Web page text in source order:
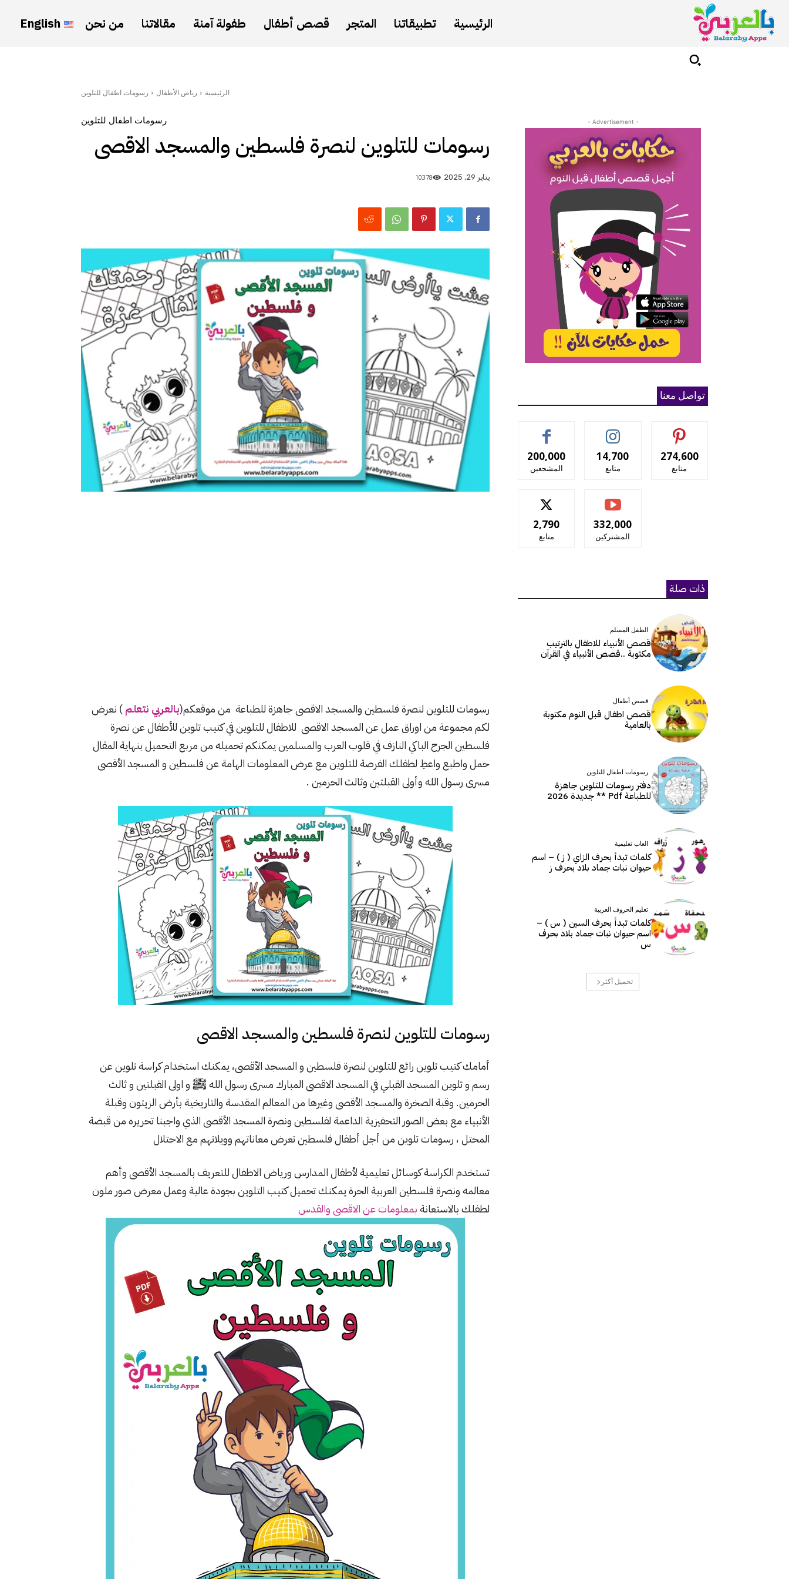
الرئيسية تطبيقاتنا المتجر قصص أطفال طفولة آمنة مقالاتنا من نحن English
الرئيسية رياض الأطفال رسومات اطفال للتلوين
رسومات اطفال للتلوين
رسومات للتلوين لنصرة فلسطين والمسجد الاقصى
يناير 29, 2025 10378
رسومات للتلوين لنصرة فلسطين والمسجد الاقصى جاهزة للطباعة من موقعكم(بالعربي نتعلم) نعرض
لكم مجموعة من اوراق عمل عن المسجد الاقصى للاطفال للتلوين في كتيب تلوين للأطفال عن نصرة
فلسطين الجرح الباكي النازف في قلوب العرب والمسلمين يمكنكم تحميله من مربع التحميل بنهاية المقال
حمل واطبع واعطِ لطفلك الفرصة للتلوين مع عرض المعلومات الهامة عن فلسطين و المسجد الأقصى
مسرى رسول الله وأولى القبلتين وثالث الحرمين .
رسومات للتلوين لنصرة فلسطين والمسجد الاقصى
أمامك كتيب تلوين رائع للتلوين لنصرة فلسطين و المسجد الأقصى، يمكنك استخدام كراسة تلوين عن
رسم و تلوين المسجد القبلي في المسجد الاقصى المبارك مسرى رسول الله ﷺ و اولى القبلتين و ثالث
الحرمين. وقبة الصخرة والمسجد الأقصى وغيرها من المعالم المقدسة والتاريخية بأرض الزيتون وقبلة
الأنبياء مع بعض الصور التحفيزية الداعمة لفلسطين ونصرة المسجد الأقصى الذي واجبنا تحريره من قبضة
المحتل ، رسومات تلوين من أجل أطفال فلسطين تعرض معاناتهم وويلاتهم مع الاحتلال
تستخدم الكراسة كوسائل تعليمية لأطفال المدارس ورياض الاطفال للتعريف بالمسجد الأقصى وأهم
معالمه ونصرة فلسطين العربية الحرة يمكنك تحميل كتيب التلوين بجودة عالية وعمل معرض صور ملون
لطفلك بالاستعانةبمعلومات عن الاقصى والقدس
- Advertisement -
تواصل معنا
200,000
المشجعين
14,700
متابع
274,600
متابع
2,790
متابع
332,000
المشتركين
ذات صلة
الطفل المسلم
قصص الأنبياء للاطفال بالترتيب
مكتوبة ..قصص الأنبياء في القرآن
قصص أطفال
قصص اطفال قبل النوم مكتوبة
بالعامية
رسومات اطفال للتلوين
دفتر رسومات للتلوين جاهزة
للطباعة Pdf ** جديدة 2026
العاب تعليمية
كلمات تبدأ بحرف الزاي ( ز ) – اسم
حيوان نبات جماد بلاد بحرف ز
تعليم الحروف العربية
كلمات تبدأ بحرف السين ( س ) –
اسم حيوان نبات جماد بلاد بحرف
س
تحميل أكثر